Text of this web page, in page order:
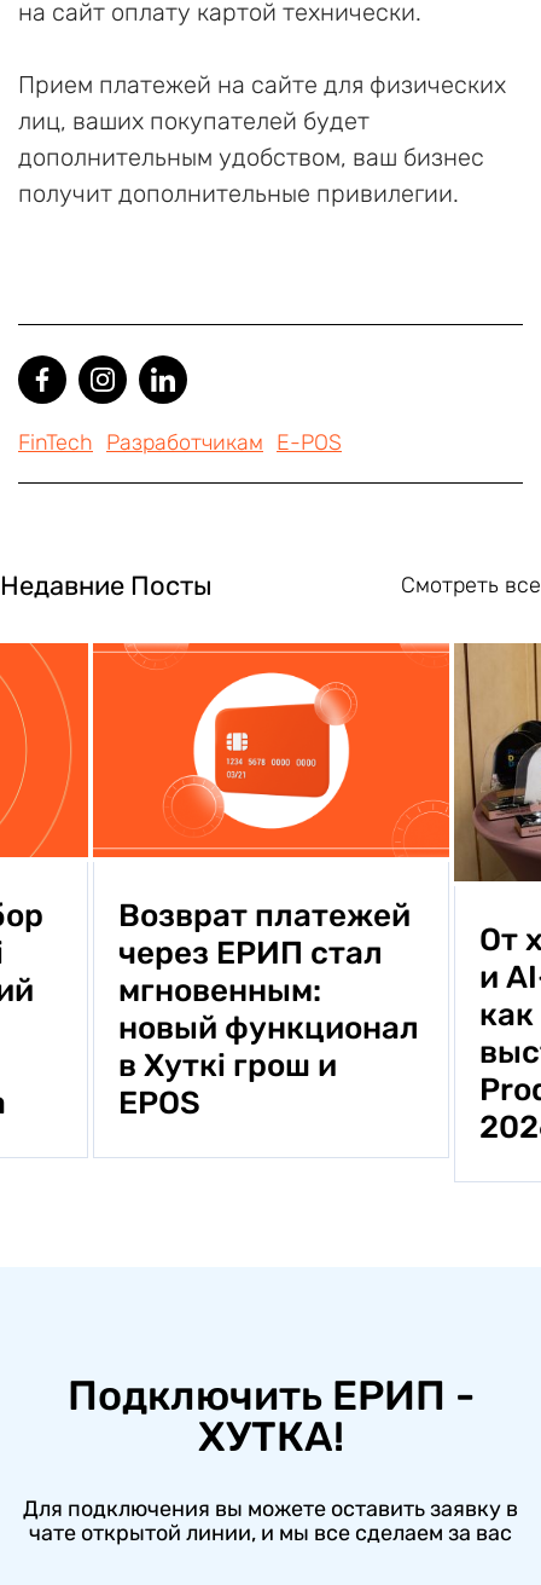
на сайт оплату картой технически.
Прием платежей на сайте для физических
лиц, ваших покупателей будет
дополнительным удобством, ваш бизнес
получит дополнительные привилегии.
FinTech Разработчикам E-POS
Недавние Посты Смотреть все
Возврат платежей
через ЕРИП стал
мгновенным:
новый функционал
в Хуткi грош и
EPOS
От
и
Подключить ЕРИП -
ХУТКА!
Для подключения вы можете оставить заявку в
чате открытой линии, и мы все сделаем за вас